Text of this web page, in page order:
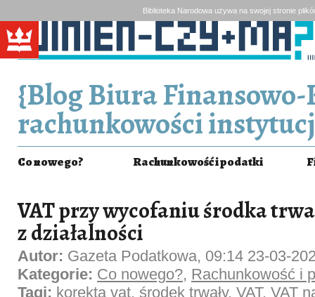
Biblioteka Narodowa używa na swojej stronie
{Blog Biura
rachunkowości
Co nowego? Rachunkowość i podatki
VAT przy wycofaniu środka
z działalności
Autor: Gazeta Podatkowa, 09:14 23-03-
Kategorie: Co nowego?, Rachunkowość i
Tagi: korekta vat, środek trwały, VAT, VAT